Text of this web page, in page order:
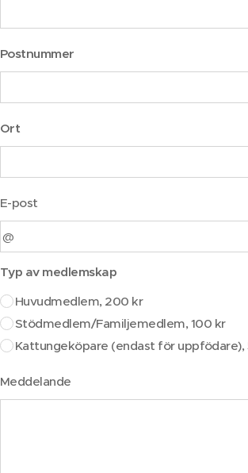
Postnummer
Ort
E-post
Typ av medlemskap
Huvudmedlem, 200 kr
Stödmedlem/Familjemedlem, 100 kr
Kattungeköpare (endast för uppfödare),
Meddelande